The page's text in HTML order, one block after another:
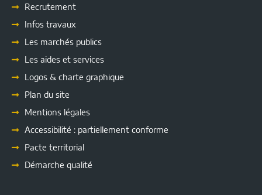
Recrutement
Infos travaux
Les marchés publics
Les aides et services
Logos & charte graphique
Plan du site
Mentions légales
Accessibilité : partiellement conforme
Pacte territorial
Démarche qualité